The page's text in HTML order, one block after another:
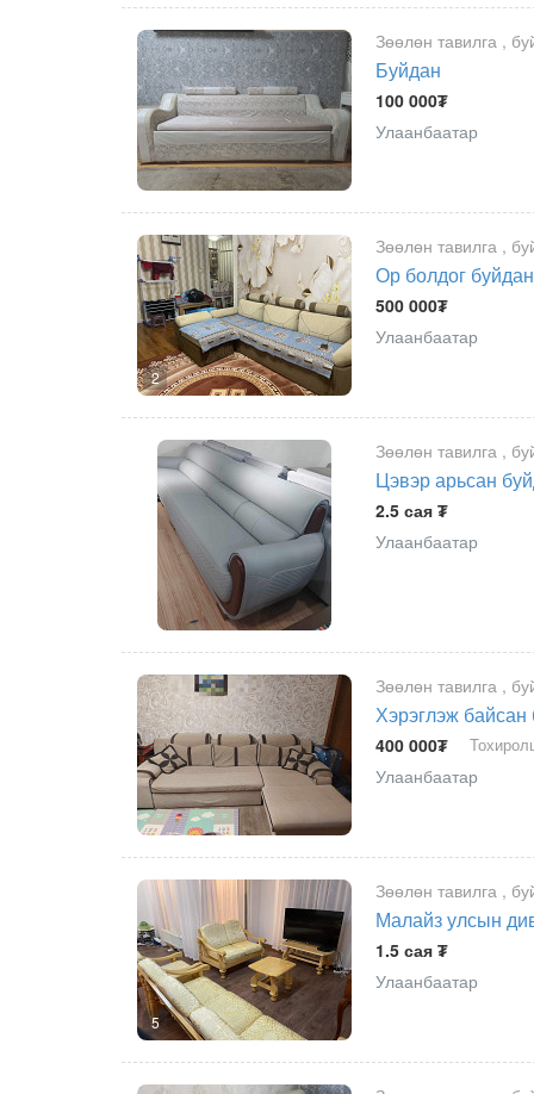
Зөөлөн тавилга ,
Буйдан
100 000₮
Улаанбаатар
2
Зөөлөн тавилга ,
Ор болдог буйдан
500 000₮
Улаанбаатар
Зөөлөн тавилга ,
Цэвэр арьсан
2.5 сая ₮
Улаанбаатар
Зөөлөн тавилга ,
Хэрэглэж байсан
400 000₮
Улаанбаатар
5
Зөөлөн тавилга ,
Малайз улсын
1.5 сая ₮
Улаанбаатар